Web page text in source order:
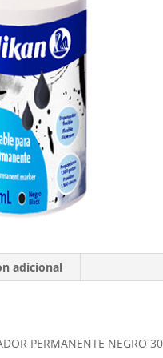
adicional
PERMANENTE NEGRO